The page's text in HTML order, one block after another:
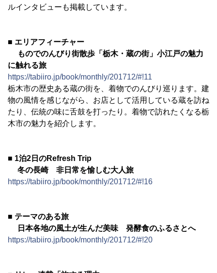
ルインタビューも掲載しています。
■ エリアフィーチャー
ものでのんびり街散歩「栃木・蔵の街」小江戸の魅力
に触れる旅
https://tabiiro.jp/book/monthly/201712/#!11
栃木市の歴史ある蔵の街を、着物でのんびり巡ります。建
物の風情を感じながら、お店として活用している蔵を訪ね
たり、伝統の味に舌鼓を打ったり。着物で訪れたくなる栃
木市の魅力を紹介します。
■ 1泊2日のRefresh Trip
冬の長崎 非日常を愉しむ大人旅
https://tabiiro.jp/book/monthly/201712/#!16
■ テーマのある旅
日本各地の風土が生んだ美味 発酵食のふるさとへ
https://tabiiro.jp/book/monthly/201712/#!20